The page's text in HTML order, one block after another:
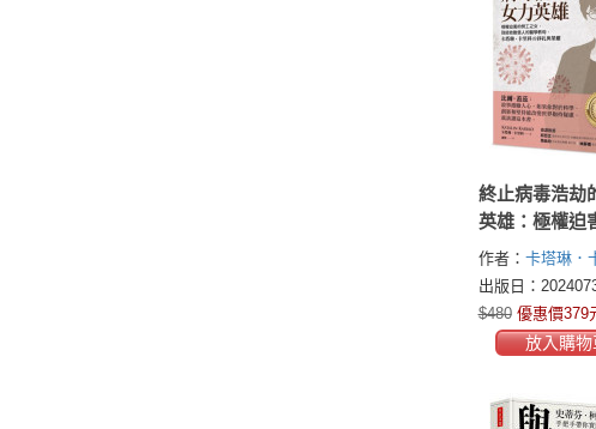
終止病毒浩劫
英雄：極權迫
工之女，到拯
人的醫學教母
琳‧卡里科的
榮耀
作者： 卡塔琳．
(Katalin Karikó)
出版日：
$480 優惠價379
放入購物